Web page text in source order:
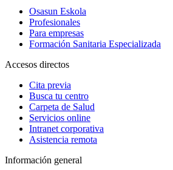
Osasun Eskola
Profesionales
Para empresas
Formación Sanitaria Especializada
Accesos directos
Cita previa
Busca tu centro
Carpeta de Salud
Servicios online
Intranet corporativa
Asistencia remota
Información general